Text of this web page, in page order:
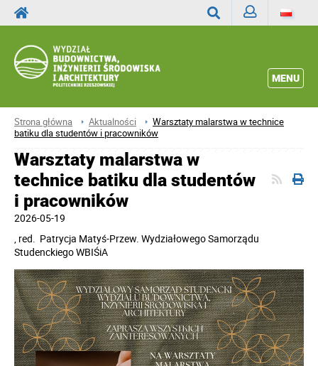
MENU
Strona główna Aktualności
Warsztaty malarstwa w technice
batiku dla studentów i pracowników
Warsztaty malarstwa w
technice batiku dla studentów
i pracowników
2026-05-19
, red. Patrycja Matyś-Przew. Wydziałowego Samorządu
Studenckiego WBIŚiA